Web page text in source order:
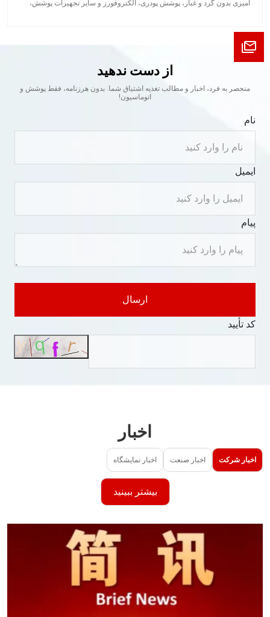
آمیزی بدون گرد و غبار، پوشش پودری، الکتروفورز و سایر تجهیزات پوشش،
از دست ندهید
منحصر به فرد، اخبار و مطالب تغذیه اشتیاق شما. بدون هرزنامه، فقط پوشش و
اتوماسیون!
نام
ایمیل
پیام
ارسال
کد تأیید
اخبار
اخبار شرکت اخبار صنعت اخبار نمایشگاه
بیشتر ببینید